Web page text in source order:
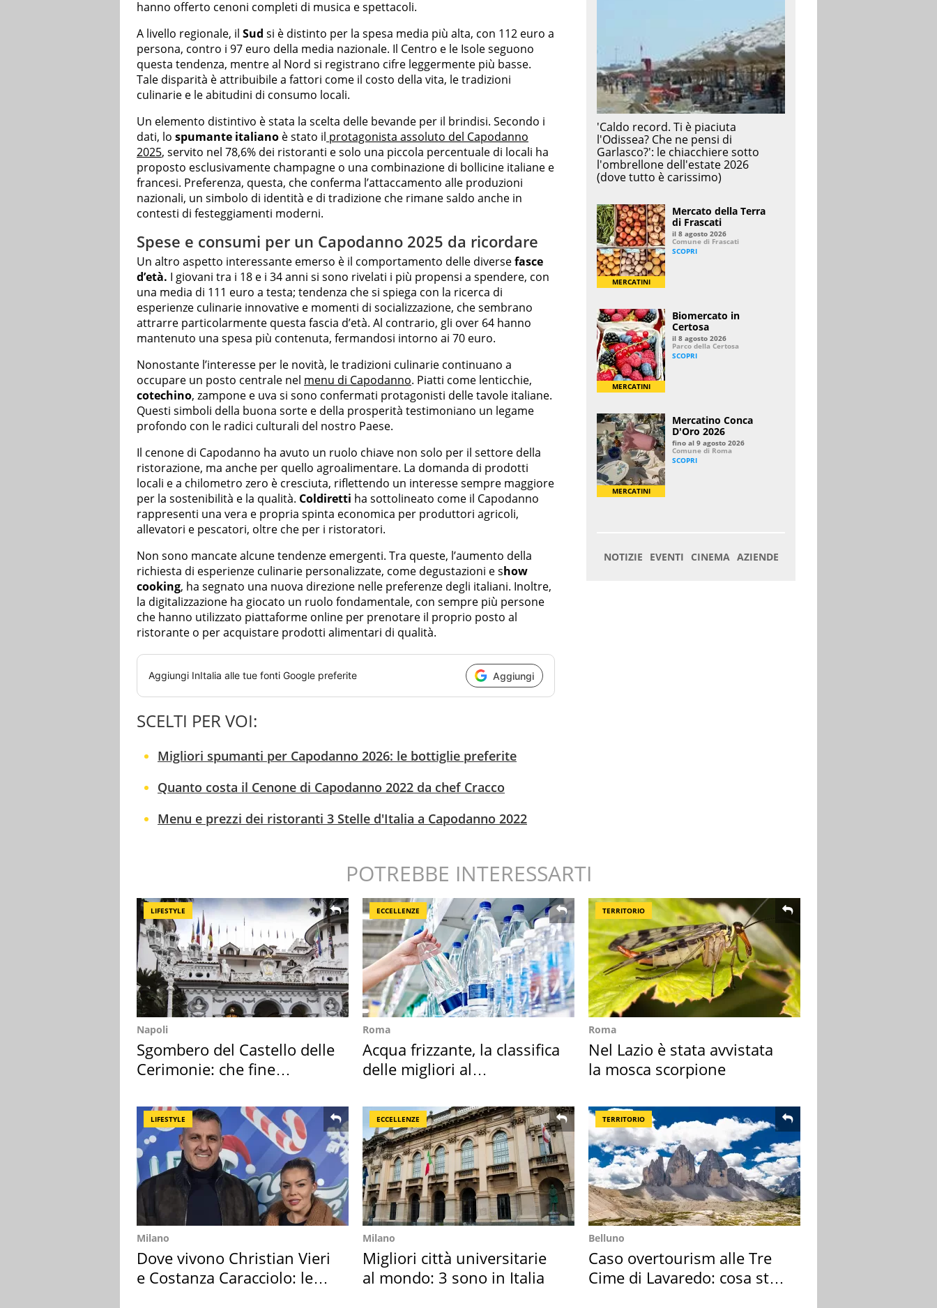
hanno offerto cenoni completi di musica e spettacoli.
A livello regionale, il Sud si è distinto per la spesa media più alta, con 112 euro a
persona, contro i 97 euro della media nazionale. Il Centro e le Isole seguono
questa tendenza, mentre al Nord si registrano cifre leggermente più basse.
Tale disparità è attribuibile a fattori come il costo della vita, le tradizioni
culinarie e le abitudini di consumo locali.
Un elemento distintivo è stata la scelta delle bevande per il brindisi. Secondo i
dati, lo spumante italiano è stato il protagonista assoluto del Capodanno
2025, servito nel 78,6% dei ristoranti e solo una piccola percentuale di locali ha
proposto esclusivamente champagne o una combinazione di bollicine italiane e
francesi. Preferenza, questa, che conferma l’attaccamento alle produzioni
nazionali, un simbolo di identità e di tradizione che rimane saldo anche in
contesti di festeggiamenti moderni.
Spese e consumi per un Capodanno 2025 da ricordare
Un altro aspetto interessante emerso è il comportamento delle diversefasce
d’età. I giovani tra i 18 e i 34 anni si sono rivelati i più propensi a spendere, con
una media di 111 euro a testa; tendenza che si spiega con la ricerca di
esperienze culinarie innovative e momenti di socializzazione, che sembrano
attrarre particolarmente questa fascia d’età. Al contrario, gli over 64 hanno
mantenuto una spesa più contenuta, fermandosi intorno ai 70 euro.
Nonostante l’interesse per le novità, le tradizioni culinarie continuano a
occupare un posto centrale nel menu di Capodanno. Piatti come lenticchie,
cotechino, zampone e uva si sono confermati protagonisti delle tavole italiane.
Questi simboli della buona sorte e della prosperità testimoniano un legame
profondo con le radici culturali del nostro Paese.
Il cenone di Capodanno ha avuto un ruolo chiave non solo per il settore della
ristorazione, ma anche per quello agroalimentare. La domanda di prodotti
locali e a chilometro zero è cresciuta, riflettendo un interesse sempre maggiore
per la sostenibilità e la qualità. Coldiretti ha sottolineato come il Capodanno
rappresenti una vera e propria spinta economica per produttori agricoli,
allevatori e pescatori, oltre che per i ristoratori.
Non sono mancate alcune tendenze emergenti. Tra queste, l’aumento della
richiesta di esperienze culinarie personalizzate, come degustazioni e show
cooking, ha segnato una nuova direzione nelle preferenze degli italiani. Inoltre,
la digitalizzazione ha giocato un ruolo fondamentale, con sempre più persone
che hanno utilizzato piattaforme online per prenotare il proprio posto al
ristorante o per acquistare prodotti alimentari di qualità.
Aggiungi InItalia alle tue fonti Google preferite Aggiungi
SCELTI PER VOI:
Migliori spumanti per Capodanno 2026: le bottiglie preferite
Quanto costa il Cenone di Capodanno 2022 da chef Cracco
Menu e prezzi dei ristoranti 3 Stelle d'Italia a Capodanno 2022
POTREBBE INTERESSARTI
LIFESTYLE
Napoli
Sgombero del Castello delle
Cerimonie: che fine
ECCELLENZE
Roma
Acqua frizzante, la classifica
delle migliori al
TERRITORIO
Roma
Nel Lazio è stata avvistata
la mosca scorpione
LIFESTYLE
Milano
Dove vivono Christian Vieri
e Costanza Caracciolo: le
ECCELLENZE
Milano
Migliori città universitarie
al mondo: 3 sono in Italia
TERRITORIO
Belluno
Caso overtourism alle Tre
Cime di Lavaredo: cosa sta